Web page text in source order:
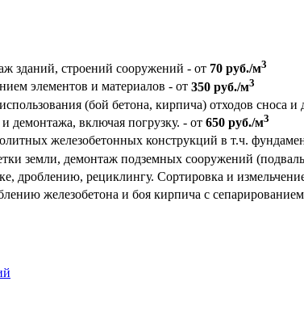
зданий, строений сооружений - от 70 руб./м3
элементов и материалов - от 350 руб./м3
(бой бетона, кирпича) отходов сноса и
демонтажа, включая погрузку. - от 650 руб./м3
железобетонных конструкций в т.ч.
земли, демонтаж подземных сооружений
дроблению, рециклингу. Сортировка и
железобетона и боя кирпича с